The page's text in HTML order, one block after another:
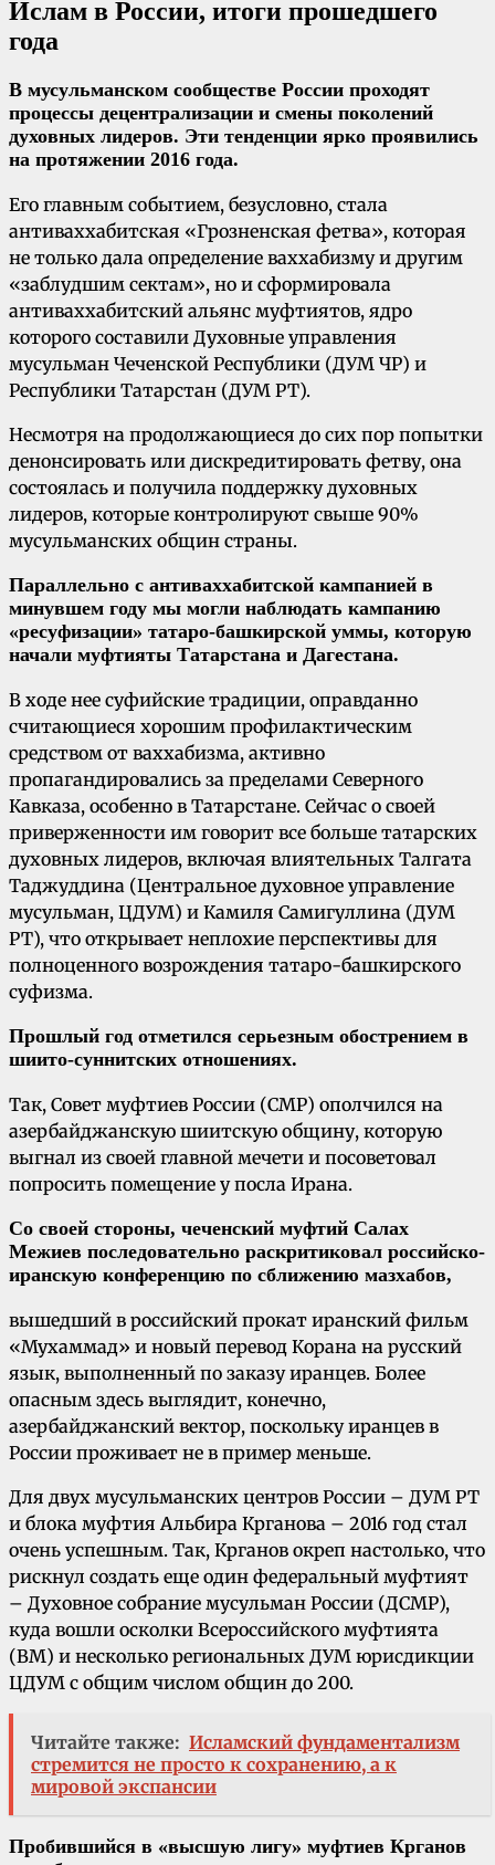
Ислам в России, итоги прошедшего
года
В мусульманском сообществе России проходят
процессы децентрализации и смены поколений
духовных лидеров. Эти тенденции ярко проявились
на протяжении 2016 года.
Его главным событием, безусловно, стала
антиваххабитская «Грозненская фетва», которая
не только дала определение ваххабизму и другим
«заблудшим сектам», но и сформировала
антиваххабитский альянс муфтиятов, ядро
которого составили Духовные управления
мусульман Чеченской Республики (ДУМ ЧР) и
Республики Татарстан (ДУМ РТ).
Несмотря на продолжающиеся до сих пор попытки
денонсировать или дискредитировать фетву, она
состоялась и получила поддержку духовных
лидеров, которые контролируют свыше 90%
мусульманских общин страны.
Параллельно с антиваххабитской кампанией в
минувшем году мы могли наблюдать кампанию
«ресуфизации» татаро-башкирской уммы, которую
начали муфтияты Татарстана и Дагестана.
В ходе нее суфийские традиции, оправданно
считающиеся хорошим профилактическим
средством от ваххабизма, активно
пропагандировались за пределами Северного
Кавказа, особенно в Татарстане. Сейчас о своей
приверженности им говорит все больше татарских
духовных лидеров, включая влиятельных Талгата
Таджуддина (Центральное духовное управление
мусульман, ЦДУМ) и Камиля Самигуллина (ДУМ
РТ), что открывает неплохие перспективы для
полноценного возрождения татаро-башкирского
суфизма.
Прошлый год отметился серьезным обострением в
шиито-суннитских отношениях.
Так, Совет муфтиев России (СМР) ополчился на
азербайджанскую шиитскую общину, которую
выгнал из своей главной мечети и посоветовал
попросить помещение у посла Ирана.
Со своей стороны, чеченский муфтий Салах
Межиев последовательно раскритиковал российско-
иранскую конференцию по сближению мазхабов,
вышедший в российский прокат иранский фильм
«Мухаммад» и новый перевод Корана на русский
язык, выполненный по заказу иранцев. Более
опасным здесь выглядит, конечно,
азербайджанский вектор, поскольку иранцев в
России проживает не в пример меньше.
Для двух мусульманских центров России – ДУМ РТ
и блока муфтия Альбира Крганова – 2016 год стал
очень успешным. Так, Крганов окреп настолько, что
рискнул создать еще один федеральный муфтият
– Духовное собрание мусульман России (ДСМР),
куда вошли осколки Всероссийского муфтията
(ВМ) и несколько региональных ДУМ юрисдикции
ЦДУМ с общим числом общин до 200.
Читайте также: Исламский фундаментализм
стремится не просто к сохранению, а к
мировой экспансии
Пробившийся в «высшую лигу» муфтиев Крганов